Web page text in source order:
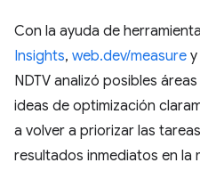
Con la ayuda de
Insights, web.dev/measure y
NDTV analizó posibles
ideas de optimización
a volver a priorizar las
resultados inmediatos en la